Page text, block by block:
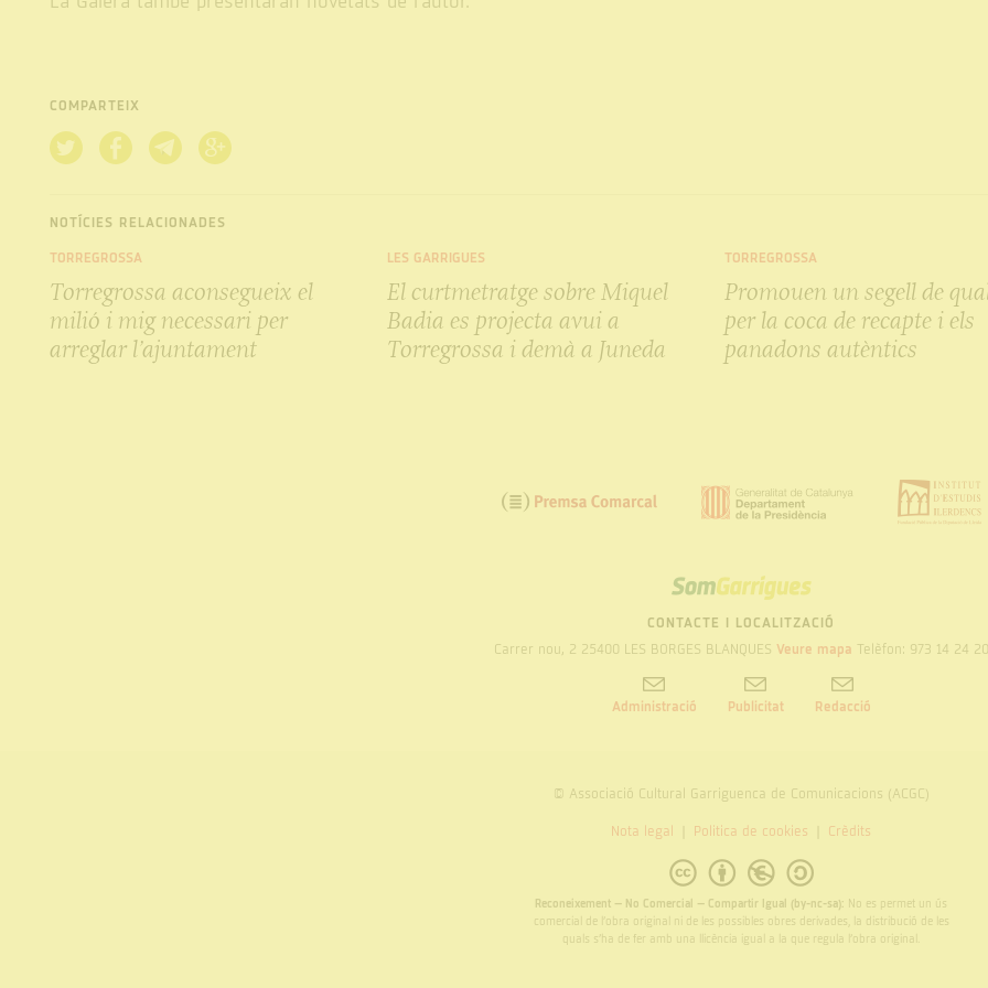
COMPARTEIX
NOTÍCIES RELACIONADES
TORREGROSSA
Torregrossa aconsegueix el
milió i mig necessari per
arreglar l’ajuntament
LES GARRIGUES
El curtmetratge sobre Miquel
Badia es projecta avui a
Torregrossa i demà a Juneda
TORREGROSSA
Promouen un segell de
per la coca de recapte i els
panadons autèntics
SOM
GARRIGUES
CONTACTE I LOCALITZACIÓ
Carrer nou, 2 25400 LES BORGES BLANQUES Veure mapa Telèfon: 973 14 24 20
Administració Publicitat Redacció
© Associació Cultural Garriguenca de Comunicacions (ACGC)
Nota legal Politica de cookies Crèdits
Reconeixement – No Comercial – Compartir Igual (by-nc-sa): No es permet un ús
comercial de l’obra original ni de les possibles obres derivades, la distribució de les
quals s’ha de fer amb una llicència igual a la que regula l’obra original.